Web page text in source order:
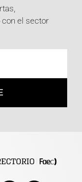
con el sector